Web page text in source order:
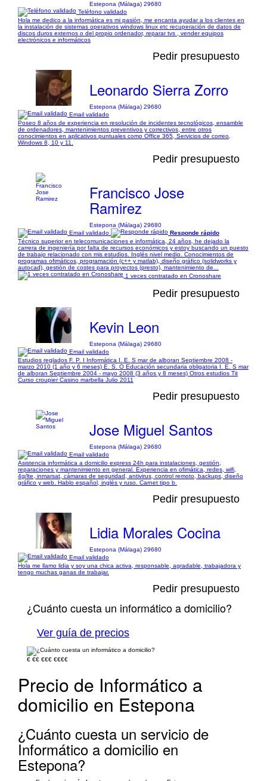
Estepona (Málaga) 29680
Teléfono validado
Hola me dedico a la informática es mi pasión, me encanta ayudar a los clientes en
la instalación de sistemas operativos windows linux etc recuperación de datos de
discos duros externos o del propio ordenador, reparar tvs , vender equipos
electrónicos e informáticos
Pedir presupuesto
Leonardo Sierra Zorro
Estepona (Málaga) 29680
Email validado
Poseo 8 años de experiencia en resolución de incidentes tecnológicos, ensamble
de ordenadores, mantenimientos preventivos y correctivos, entre otros
conocimientos en aplicativos puntuales como Office 365, Servicios de correo,
Windows 8, 10 y 11.
Pedir presupuesto
Francisco Jose
Ramirez
Estepona (Málaga) 29680
Email validado
Responde rápido
Técnico superior en telecomunicaciones e informática, 24 años, he dejado la
carrera de ingeniería por falta de recursos económicos y estoy buscando un puesto
de trabajo relacionado con mis estudios. Inglés nivel medio. Conocimientos de
programas ofimáticos, programación (c++ y matlab), diseño gráfico (solidworks y
autocad), gestión de costes para proyectos (presto), mantenimiento de...
1 veces contratado en Cronoshare
Pedir presupuesto
Kevin Leon
Estepona (Málaga) 29680
Email validado
Estudios reglados F. P. I Informática I. E. S mar de alboran Septiembre 2008 -
marzo 2010 (1 año y 6 meses) E. S. O Educación secundaria obligatoria I. E. S mar
de alboran Septiembre 2004 - mayo 2008 (3 años y 8 meses) Otros estudios Tit
Curso croupier Casino marbella Julio 2011
Pedir presupuesto
Jose Miguel Santos
Estepona (Málaga) 29680
Email validado
Asistencia informática a domicilio express 24h para instalaciones, gestión,
reparaciones y mantenimiento en general. Experiencia en ofimática, redes, wifi,
4g/lte, inmarsat, cámaras de seguridad, antivirus, control remoto, backups, diseño
gráfico y web. Hablo español, inglés y ruso. Carnet tipo b.
Pedir presupuesto
Lidia Morales Cocina
Estepona (Málaga) 29680
Email validado
Hola me llamo lidia y soy una chica activa, responsable, agradable, trabajadora y
tengo muchas ganas de trabajar.
Pedir presupuesto
¿Cuánto cuesta un informático a domicilio?
Ver guía de precios
€ €€ €€€ €€€€
Precio de Informático a
domicilio en Estepona
¿Cuánto cuesta un servicio de
Informático a domicilio en
Estepona?